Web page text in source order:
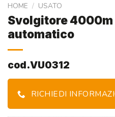
HOME / USATO
Svolgitore 4000m
automatico
cod.VU0312
RICHIEDI